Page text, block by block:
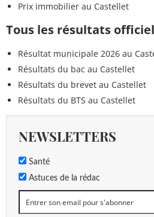
Prix immobilier au Castellet
Tous les résultats
Résultat municipale 2026 au
Résultats du bac au Castellet
Résultats du brevet au Castellet
Résultats du BTS au Castellet
NEWSLETTERS
Santé
Astuces de la rédac